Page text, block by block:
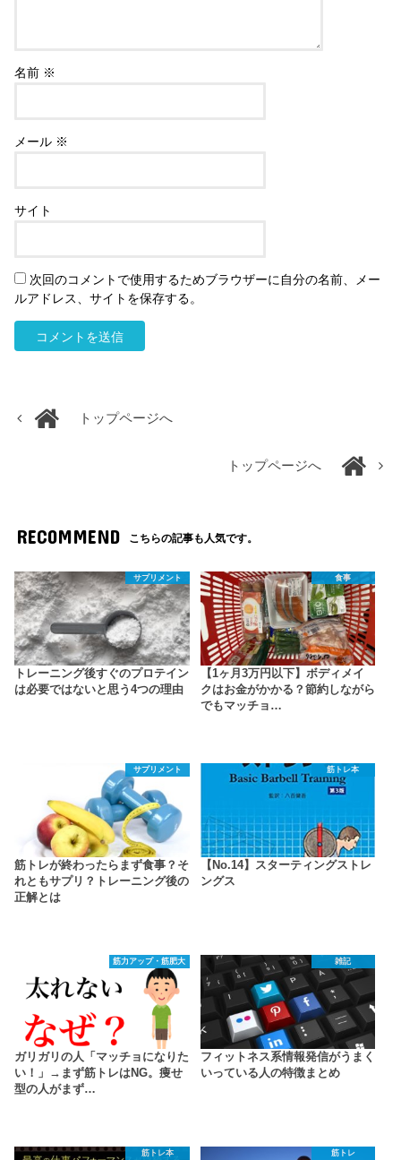
名前 ※
メール ※
サイト
次回のコメントで使用するためブラウザーに自分の名前、メー
ルアドレス、サイトを保存する。
トップページへ
トップページへ
RECOMMEND こちらの記事も人気です。
サプリメント
トレーニング後すぐのプロテイン
は必要ではないと思う4つの理由
食事
【1ヶ月3万円以下】ボディメイ
クはお金がかかる？節約しながら
でもマッチョ…
サプリメント
筋トレが終わったらまず食事？そ
れともサプリ？トレーニング後の
正解とは
筋トレ本
【No.14】スターティングストレ
ングス
筋力アップ・筋肥大
ガリガリの人「マッチョになりた
い！」→まず筋トレはNG。痩せ
型の人がまず…
雑記
フィットネス系情報発信がうまく
いっている人の特徴まとめ
筋トレ本 筋トレ